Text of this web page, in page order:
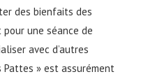
des bienfaits des
une séance de
avec d’autres
Pattes » est assurément